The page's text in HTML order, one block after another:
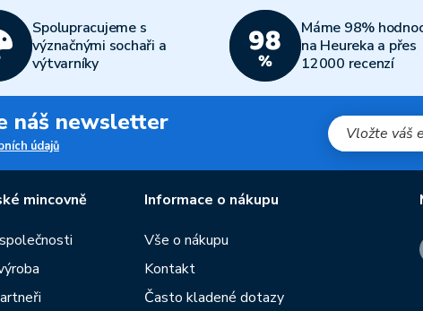
Spolupracujeme s
význačnými sochaři a
výtvarníky
Máme 98%
na Heureka a přes
12000 recenzí
náš newsletter
údajů
mincovně Informace o nákupu
Vše o nákupu
Kontakt
Často kladené dotazy